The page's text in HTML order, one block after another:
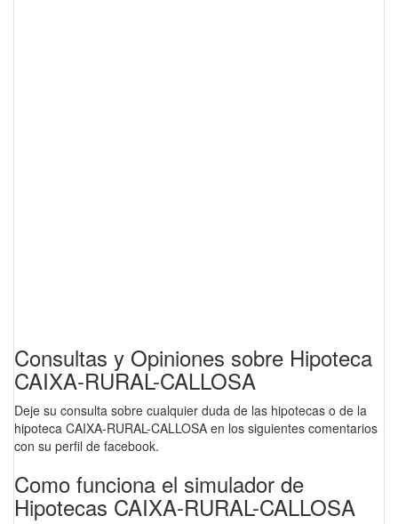
Consultas y Opiniones sobre Hipoteca
CAIXA-RURAL-CALLOSA
Deje su consulta sobre cualquier duda de las hipotecas o de la
hipoteca CAIXA-RURAL-CALLOSA en los siguientes comentarios
con su perfil de facebook.
Como funciona el simulador de
Hipotecas CAIXA-RURAL-CALLOSA